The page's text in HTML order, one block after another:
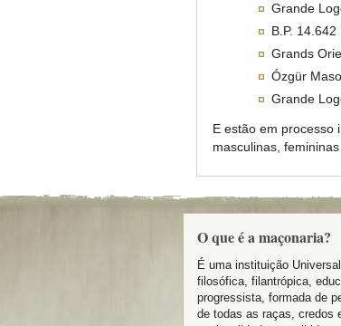
Grande
B.P.
Grands
Ózgür
Grande
E estão em processo
masculinas, femininas
O que é a maçonaria?
É uma instituição
filosófica, filantrópica,
progressista, formada de
de todas as raças, credos